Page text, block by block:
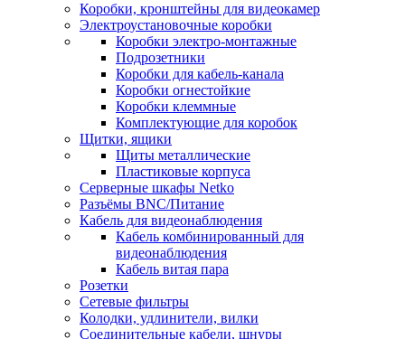
Коробки, кронштейны для видеокамер
Электроустановочные коробки
Коробки электро-монтажные
Подрозетники
Коробки для кабель-канала
Коробки огнестойкие
Коробки клеммные
Комплектующие для коробок
Щитки, ящики
Щиты металлические
Пластиковые корпуса
Серверные шкафы Netko
Разъёмы BNC/Питание
Кабель для видеонаблюдения
Кабель комбинированный для
видеонаблюдения
Кабель витая пара
Розетки
Сетевые фильтры
Колодки, удлинители, вилки
Соединительные кабели, шнуры